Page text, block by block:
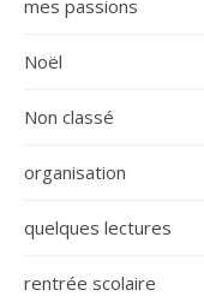
mes passions
Noël
Non classé
organisation
quelques lectures
rentrée scolaire